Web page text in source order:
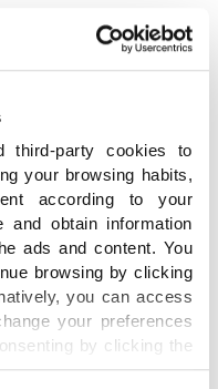
party cookies to
your browsing habits,
according to your
and obtain information
ads and content. You
browsing by clicking
you can access
your preferences
by clicking the
you can visit
de alumnos y
Además,
los
y Ana
formativas
al Marketing y a
Por
su directora
les ha preparado
la marca.